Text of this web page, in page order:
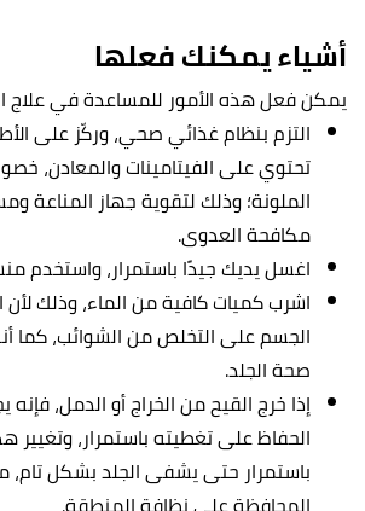
أشياء يمكنك فعلها
يمكن فعل هذه الأمور للمساعدة في علاج
التزم بنظام غذائي صحي، وركّز على
تحتوي على الفيتامينات والمعادن،
الملونة؛ وذلك لتقوية جهاز المناعة
مكافحة العدوى.
اغسل يديك جيدًا باستمرار، واستخدم
اشرب كميات كافية من الماء، وذلك لأن
الجسم على التخلص من الشوائب، كما
صحة الجلد.
إذا خرج القيح من الخراج أو الدمل،
الحفاظ على تغطيته باستمرار، وتغيير
باستمرار حتى يشفى الجلد بشكل تام،